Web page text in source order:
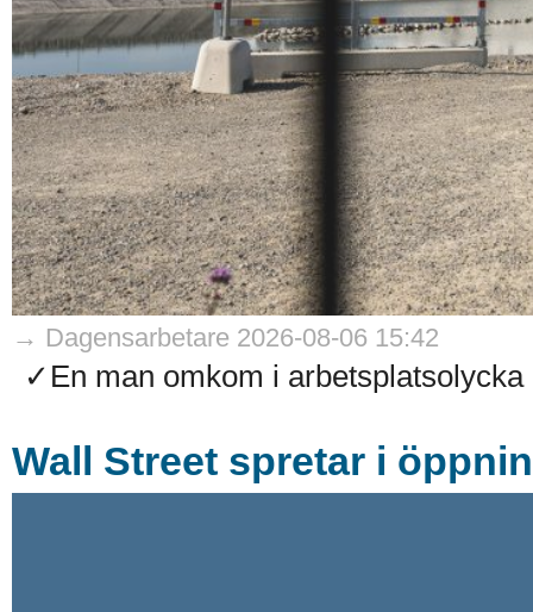
→ Dagensarbetare 2026-08-06 15:42
✓En man omkom i
Wall Street spretar i